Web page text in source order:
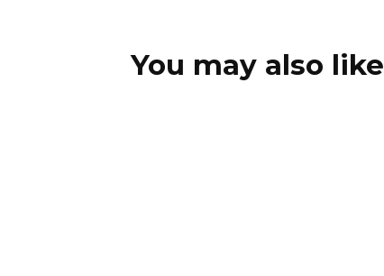
You may also like